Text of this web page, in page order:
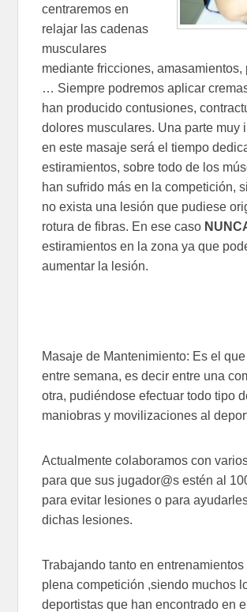
centraremos en
relajar las cadenas
musculares
mediante fricciones, amasamientos,
… Siempre podremos aplicar
han producido contusiones,
dolores musculares. Una parte muy
en este masaje será el tiempo
estiramientos, sobre todo de los
han sufrido más en la competición,
no exista una lesión que pudiese
rotura de fibras. En ese caso
estiramientos en la zona ya que
aumentar la lesión.
Masaje de Mantenimiento: Es el
entre semana, es decir entre una
otra, pudiéndose efectuar todo tipo
maniobras y movilizaciones al
Actualmente colaboramos con
para que sus jugador@s estén al
para evitar lesiones o para
dichas lesiones.
Trabajando tanto en entrenamientos
plena competición ,siendo muchos
deportistas que han encontrado en